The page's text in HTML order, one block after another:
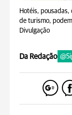
Hotéis,
de turismo,
Divulgação
Da Redação